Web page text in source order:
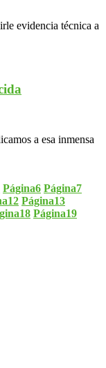
evidencia técnica a
a esa inmensa
Página6 Página7
12 Página13
18 Página19